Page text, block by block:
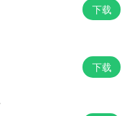
下载
下载